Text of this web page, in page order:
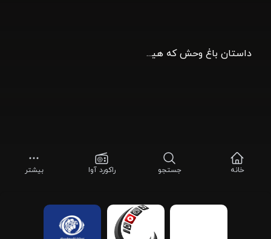
داستان باغ وحش که هیچ ربطی به متن ادوارد آلبی ندارد
خانه جستجو راکورد آوا بیشتر